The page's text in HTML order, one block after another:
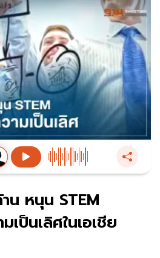
น หนุน STEM
ป็นเลิศในเอเชีย